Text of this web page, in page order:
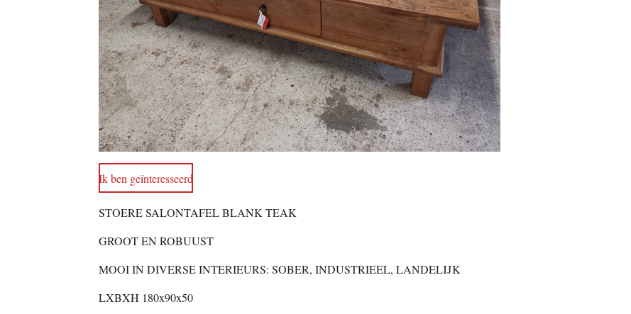
Ik ben geïnteresseerd
STOERE SALONTAFEL BLANK TEAK
GROOT EN ROBUUST
MOOI IN DIVERSE INTERIEURS: SOBER, INDUSTRIEEL, LANDELIJK
LXBXH 180x90x50